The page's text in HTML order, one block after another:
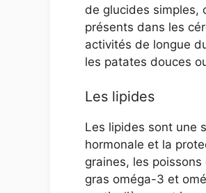
de glucides simples,
présents dans les
activités de longue
les patates douces
Les lipides
Les lipides sont une
hormonale et la
graines, les poissons
gras oméga-3 et